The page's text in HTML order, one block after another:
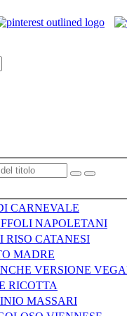
CARNEVALE
NAPOLETANI
RISO CATANESI
MADRE
VERSIONE
RICOTTA
MASSARI